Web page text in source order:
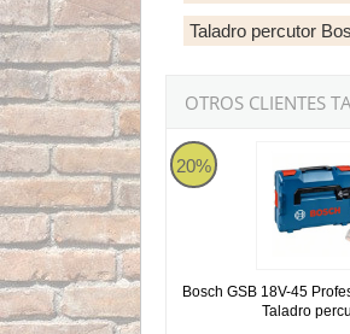
Taladro percutor
OTROS CLIENTES
20%
Bosch GSB 18V-45
Taladro
Bosch GSB 18V-45